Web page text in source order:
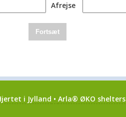
Afrejse
Fortsæt
i Jylland • Arla® ØKO shelters